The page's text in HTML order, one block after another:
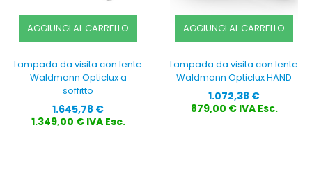
AGGIUNGI AL CARRELLO
Lampada da visita con lente
Waldmann Opticlux a
soffitto
Prezzo
1.645,78 €
1.349,00 € IVA Esc.
AGGIUNGI AL CARRELLO
Lampada da visita con lente
Waldmann Opticlux HAND
Prezzo
1.072,38 €
879,00 € IVA Esc.